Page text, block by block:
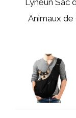
Animaux de